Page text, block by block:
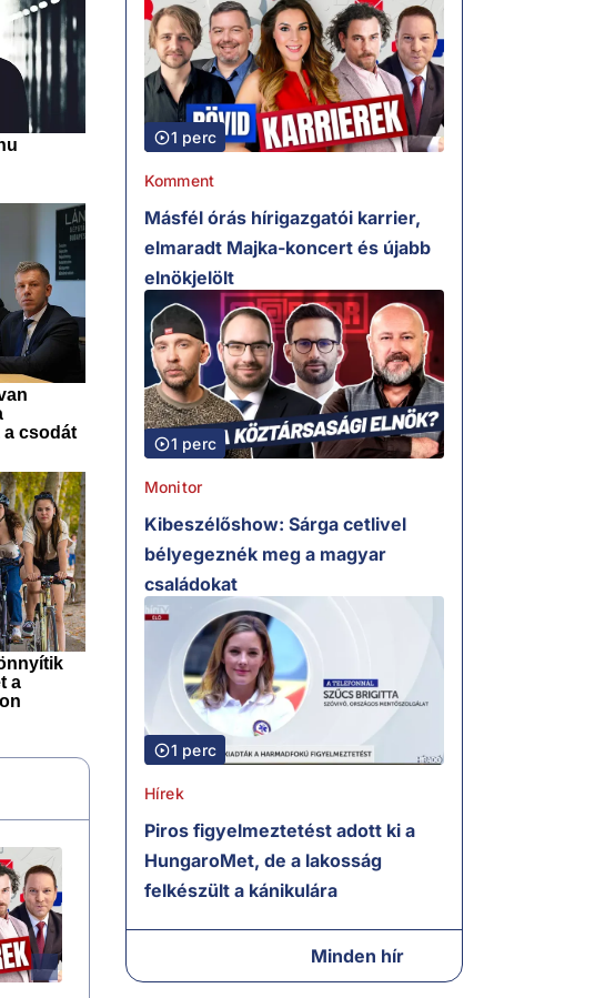
1 perc
Komment
Másfél órás hírigazgatói karrier,
elmaradt Majka-koncert és újabb
elnökjelölt
1 perc
Monitor
Kibeszélőshow: Sárga cetlivel
bélyegeznék meg a magyar
családokat
1 perc
Hírek
Piros figyelmeztetést adott ki a
HungaroMet, de a lakosság
felkészült a kánikulára
Minden hír